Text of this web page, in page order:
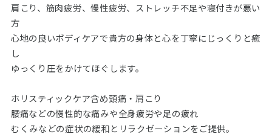
肩こり、筋肉疲労、慢性疲労、ストレッチ不足や寝付きが悪い
方
心地の良いボディケアで貴方の身体と心を丁寧にじっくりと癒
し
ゆっくり圧をかけてほぐします。
ホリスティックケア含め頭痛・肩こり
腰痛などの慢性的な痛みや全身疲労や足の疲れ
むくみなどの症状の緩和とリラクゼーションをご提供。